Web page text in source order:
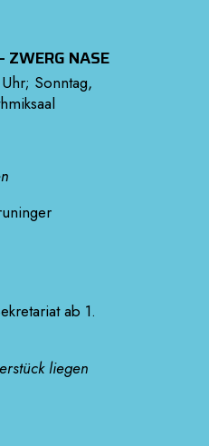
ZWERG NASE
Sonntag,
ab 1.
liegen